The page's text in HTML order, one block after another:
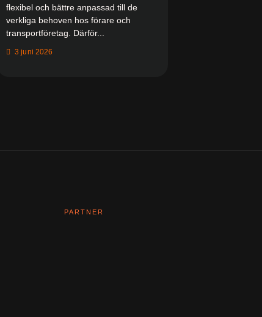
flexibel och bättre anpassad till de
verkliga behoven hos förare och
transportföretag. Därför...
3 juni 2026
PARTNER